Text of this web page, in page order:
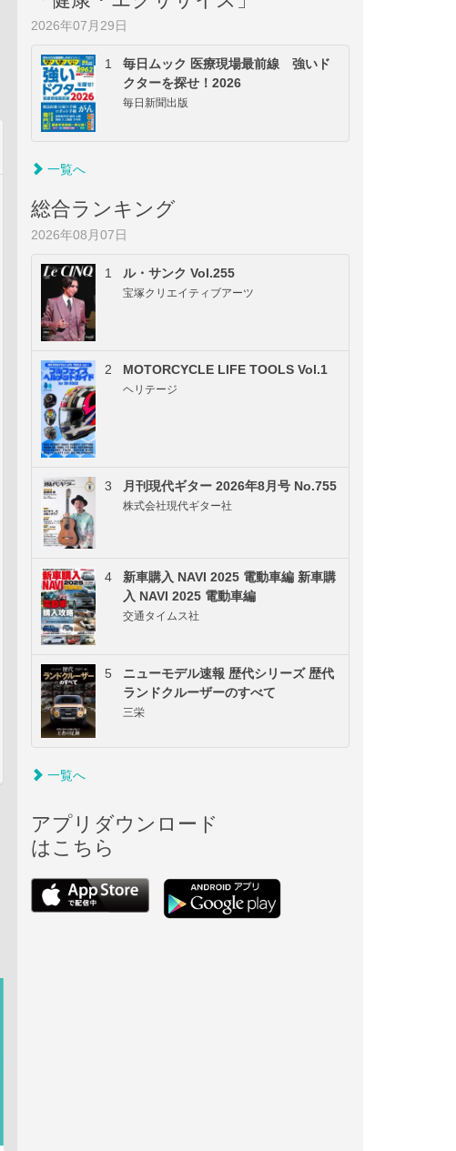
2026年07月29日
1
毎日ムック 医療現場最前線 強いド
クターを探せ！2026
毎日新聞出版
一覧へ
総合ランキング
2026年08月07日
1 ル・サンク Vol.255
宝塚クリエイティブアーツ
2 MOTORCYCLE LIFE TOOLS Vol.1
ヘリテージ
3 月刊現代ギター 2026年8月号 No.755
株式会社現代ギター社
4
新車購入 NAVI 2025 電動車編 新車購
入 NAVI 2025 電動車編
交通タイムス社
5
ニューモデル速報 歴代シリーズ 歴代
ランドクルーザーのすべて
三栄
一覧へ
アプリダウンロード
はこちら